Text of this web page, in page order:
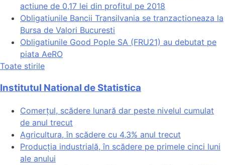
actiune de 0,17 lei din profitul pe 2018
Obligatiunile Bancii Transilvania se tranzactioneaza la
Bursa de Valori Bucuresti
Obligatiunile Good Pople SA (FRU21) au debutat pe
piata AeRO
Toate stirile
Institutul National de Statistica
Comerțul, scădere lunară dar peste nivelul cumulat
de anul trecut
Agricultura, în scădere cu 4,3% anul trecut
Producția industrială, în scădere pe primele cinci luni
ale anului